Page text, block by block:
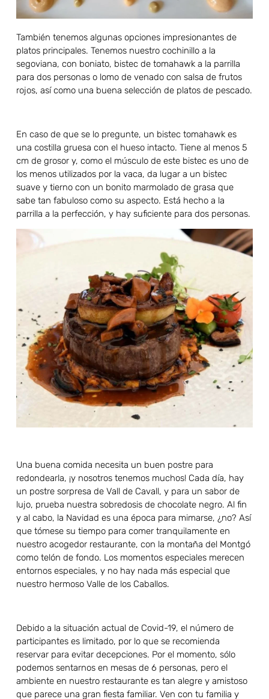
También tenemos algunas opciones impresionantes de
platos principales. Tenemos nuestro cochinillo a la
segoviana, con boniato, bistec de tomahawk a la parrilla
para dos personas o lomo de venado con salsa de frutos
rojos, así como una buena selección de platos de pescado.
En caso de que se lo pregunte, un bistec tomahawk es
una costilla gruesa con el hueso intacto. Tiene al menos 5
cm de grosor y, como el músculo de este bistec es uno de
los menos utilizados por la vaca, da lugar a un bistec
suave y tierno con un bonito marmolado de grasa que
sabe tan fabuloso como su aspecto. Está hecho a la
parrilla a la perfección, y hay suficiente para dos personas.
Una buena comida necesita un buen postre para
redondearla, ¡y nosotros tenemos muchos! Cada día, hay
un postre sorpresa de Vall de Cavall, y para un sabor de
lujo, prueba nuestra sobredosis de chocolate negro. Al fin
y al cabo, la Navidad es una época para mimarse, ¿no? Así
que tómese su tiempo para comer tranquilamente en
nuestro acogedor restaurante, con la montaña del Montgó
como telón de fondo. Los momentos especiales merecen
entornos especiales, y no hay nada más especial que
nuestro hermoso Valle de los Caballos.
Debido a la situación actual de Covid-19, el número de
participantes es limitado, por lo que se recomienda
reservar para evitar decepciones. Por el momento, sólo
podemos sentarnos en mesas de 6 personas, pero el
ambiente en nuestro restaurante es tan alegre y amistoso
que parece una gran fiesta familiar. Ven con tu familia y